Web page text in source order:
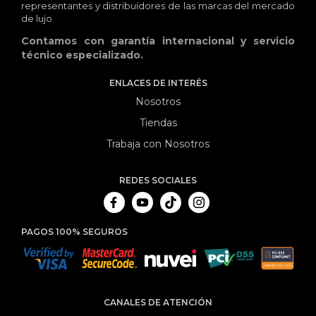
representantes y distribuidores de las marcas del mercado
de lujo.
Contamos con garantía internacional y servicio
técnico especializado.
ENLACES DE INTERÉS
Nosotros
Tiendas
Trabaja con Nosotros
REDES SOCIALES
PAGOS 100% SEGUROS
CANALES DE ATENCIÓN